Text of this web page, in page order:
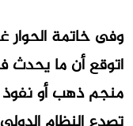
وفى خاتمة الحوار
اتوقع أن ما
منجم ذهب أو نفوذ